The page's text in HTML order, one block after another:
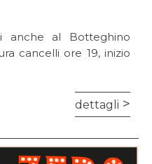
anche al Botteghino
cancelli ore 19, inizio
dettagli